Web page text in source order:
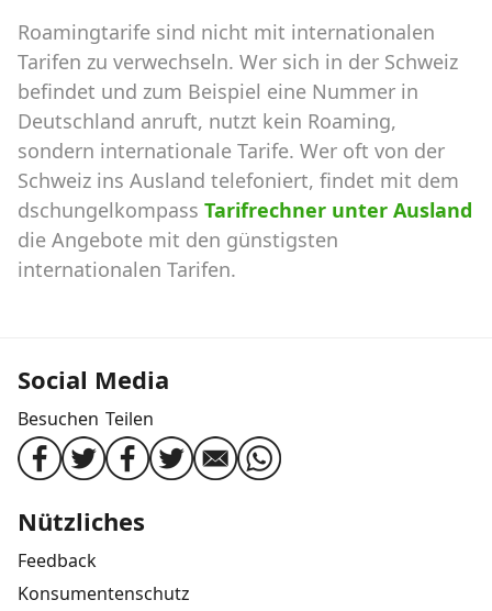
Roamingtarife sind nicht mit internationalen
Tarifen zu verwechseln. Wer sich in der Schweiz
befindet und zum Beispiel eine Nummer in
Deutschland anruft, nutzt kein Roaming,
sondern internationale Tarife. Wer oft von der
Schweiz ins Ausland telefoniert, findet mit dem
dschungelkompass Tarifrechner unter Ausland
die Angebote mit den günstigsten
internationalen Tarifen.
Social Media
Besuchen Teilen
Nützliches
Feedback
Konsumentenschutz